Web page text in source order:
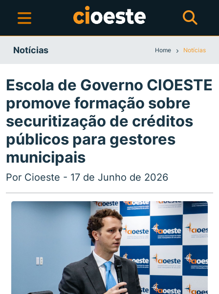
Notícias Home Notícias
Escola de Governo CIOESTE
promove formação sobre
securitização de créditos
públicos para gestores
municipais
Por Cioeste - 17 de Junho de 2026